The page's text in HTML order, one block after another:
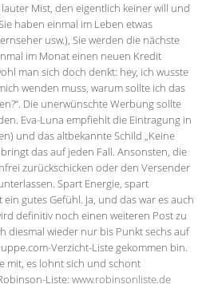
Mist, den eigentlich keiner will und
haben einmal im Leben etwas
usw.), Sie werden die nächste
im Monat einen neuen Kredit
man sich doch denkt: hey, ich wusste
wenden muss, warum sollte ich das
Die unerwünschte Werbung sollte
Eva-Luna empfiehlt die Eintragung in
und das altbekannte Schild „Keine
das auf jeden Fall. Ansonsten, die
zurückschicken oder den Versender
Spart Energie, spart
gutes Gefühl. Ja, und das war es auch
definitiv noch einen weiteren Post zu
diesmal wieder nur bis Punkt sechs auf
Verzicht-Liste gekommen bin.
mit, es lohnt sich und schont
Liste: www.robinsonliste.de